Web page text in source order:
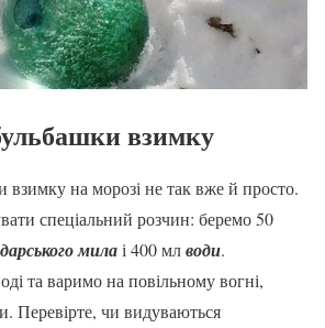
взимку
взимку на морозі не так вже й просто.
спеціальний розчин: беремо 50
милаі 400 млводи.
та варимо на повільному вогні,
Перевірте, чи видуваються